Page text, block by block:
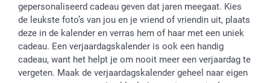
gepersonaliseerd cadeau geven dat jaren meegaat. Kies
de leukste foto’s van jou en je vriend of vriendin uit, plaats
deze in de kalender en verras hem of haar met een uniek
cadeau. Een verjaardagskalender is ook een handig
cadeau, want het helpt je om nooit meer een verjaardag te
vergeten. Maak de verjaardagskalender geheel naar eigen